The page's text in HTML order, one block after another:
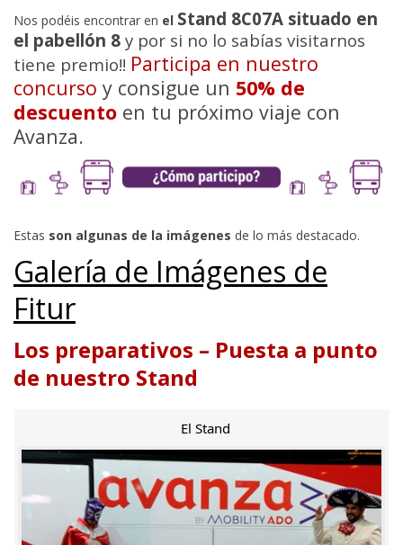
Nos podéis encontrar en el Stand 8C07A situado en
el pabellón 8 y por si no lo sabías visitarnos
tiene premio!! Participa en nuestro
concurso y consigue un 50% de
descuento en tu próximo viaje con
Avanza.
Estas son algunas de la imágenes de lo más destacado.
Galería de Imágenes de
Fitur
Los preparativos – Puesta a punto
de nuestro Stand
El Stand